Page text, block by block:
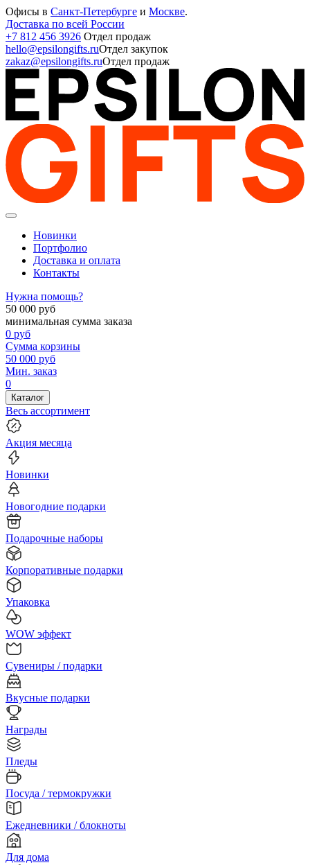
Офисы в Санкт-Петербурге и Москве.
Доставка по всей России
+7 812 456 3926 Отдел продаж
hello@epsilongifts.ruОтдел закупок
zakaz@epsilongifts.ruОтдел продаж
Новинки
Портфолио
Доставка и оплата
Контакты
Нужна помощь?
50 000 руб
минимальная сумма заказа
0 руб
Сумма корзины
50 000 руб
Мин. заказ
0
Каталог
Весь ассортимент
Акция месяца
Новинки
Новогодние подарки
Подарочные наборы
Корпоративные подарки
Упаковка
WOW эффект
Сувениры / подарки
Вкусные подарки
Награды
Пледы
Посуда / термокружки
Ежедневники / блокноты
Для дома